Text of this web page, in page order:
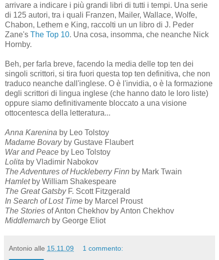
arrivare a indicare i più grandi libri di tutti i tempi. Una serie
di 125 autori, tra i quali Franzen, Mailer, Wallace, Wolfe,
Chabon, Lethem e King, raccolti un un libro di J. Peder
Zane's The Top 10. Una cosa, insomma, che neanche Nick
Hornby.
Beh, per farla breve, facendo la media delle top ten dei
singoli scrittori, si tira fuori questa top ten definitiva, che non
traduco neanche dall'inglese. O è l'invidia, o è la formazione
degli scrittori di lingua inglese (che hanno dato le loro liste)
oppure siamo definitivamente bloccato a una visione
ottocentesca della letteratura...
Anna Karenina by Leo Tolstoy
Madame Bovaryby Gustave Flaubert
War and Peace by Leo Tolstoy
Lolita by Vladimir Nabokov
The Adventures of Huckleberry Finn by Mark Twain
Hamletby William Shakespeare
The Great GatsbyF. Scott Fitzgerald
In Search of Lost Time by Marcel Proust
The Stories of Anton Chekhov by Anton Chekhov
Middlemarch by George Eliot
Antonio alle 15.11.09 1 commento: